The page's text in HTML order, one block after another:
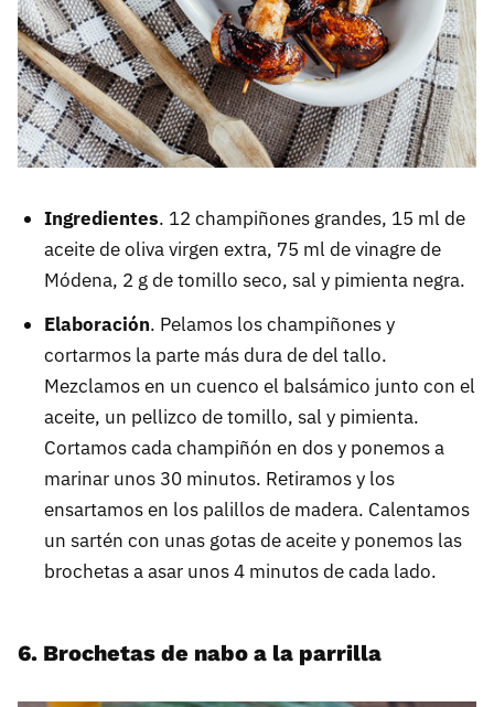
Ingredientes. 12 champiñones grandes, 15 ml de
aceite de oliva virgen extra, 75 ml de vinagre de
Módena, 2 g de tomillo seco, sal y pimienta negra.
Elaboración. Pelamos los champiñones y
cortarmos la parte más dura de del tallo.
Mezclamos en un cuenco el balsámico junto con el
aceite, un pellizco de tomillo, sal y pimienta.
Cortamos cada champiñón en dos y ponemos a
marinar unos 30 minutos. Retiramos y los
ensartamos en los palillos de madera. Calentamos
un sartén con unas gotas de aceite y ponemos las
brochetas a asar unos 4 minutos de cada lado.
6. Brochetas de nabo a la parrilla